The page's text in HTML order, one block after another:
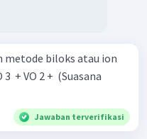
metode biloks atau ion
Jawaban terverifikasi